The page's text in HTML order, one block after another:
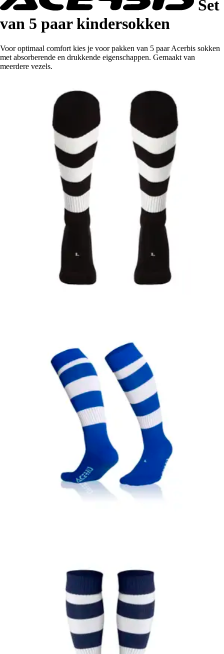
Set
van 5 paar kindersokken
Voor optimaal comfort kies je voor pakken van 5 paar Acerbis sokken
met absorberende en drukkende eigenschappen. Gemaakt van
meerdere vezels.